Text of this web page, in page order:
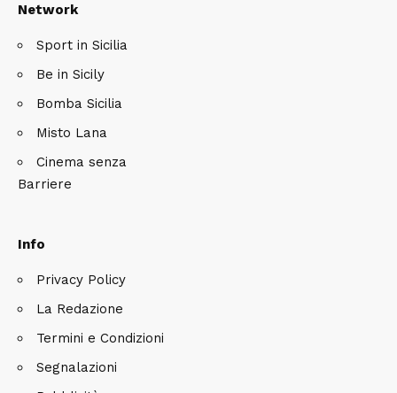
Network
Sport in Sicilia
Be in Sicily
Bomba Sicilia
Misto Lana
Cinema senza
Barriere
Info
Privacy Policy
La Redazione
Termini e Condizioni
Segnalazioni